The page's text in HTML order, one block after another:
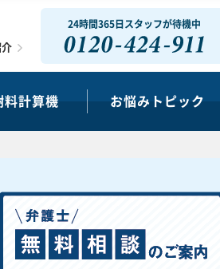
24時間365日スタッフが待機中
0120-424-911
料計算機 お悩みトピック
介